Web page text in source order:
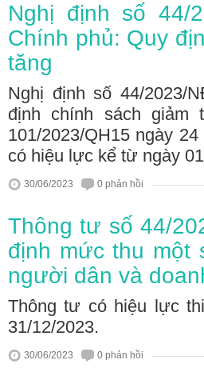
Nghị định số 44/
Chính phủ: Quy
tăng
Nghị định số 44/2023/
định chính sách giảm
101/2023/QH15 ngày
có hiệu lực kể từ ngày
30/06/2023 0 phản hồi
Thông tư số 44/
định mức thu một
người dân và
Thông tư có hiệu lực
31/12/2023.
30/06/2023 0 phản hồi